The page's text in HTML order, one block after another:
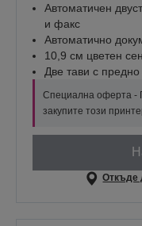
Автоматичен
и факс
Автоматично
10,9 см цветен
Две тави с
Специална оферта -
закупите този
Откъде